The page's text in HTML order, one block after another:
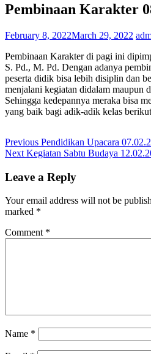
Pembinaan Karakter
February 8, 2022March 29, 2022
Pembinaan Karakter di pagi ini
S. Pd., M. Pd. Dengan adanya
peserta didik bisa lebih disiplin dan
menjalani kegiatan didalam maupun
Sehingga kedepannya meraka bisa
yang baik bagi adik-adik kelas
Post
navigation
Previous Previous
post:
Pendidikan Upacara
Next Next
Kegiatan Sabtu Budaya
Leave a Reply
Your email address will not be
marked *
Comment *
Name *